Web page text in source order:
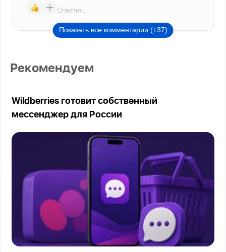
Ответить
Показать все комментарии (+37)
Рекомендуем
Wildberries готовит собственный
мессенджер для России